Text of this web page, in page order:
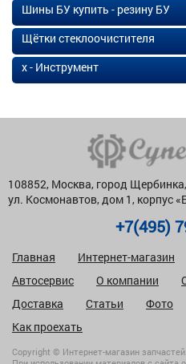
Шины БУ купить - резину БУ
Щётки стеклоочистителя
х - Инструмент
108852, Москва, город Щербинка,
ул. Космонавтов, дом 1, корпус
+7(495)
Главная Интернет-магазин
Автосервис
О компании
Доставка
Статьи Фото
Как проехать
Copyright © Интернет-магазин